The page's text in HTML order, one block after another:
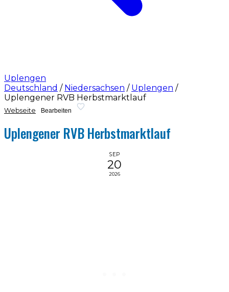
Uplengen
Deutschland / Niedersachsen / Uplengen /
Uplengener RVB Herbstmarktlauf
Webseite Bearbeiten
Uplengener RVB Herbstmarktlauf
SEP
20
2026